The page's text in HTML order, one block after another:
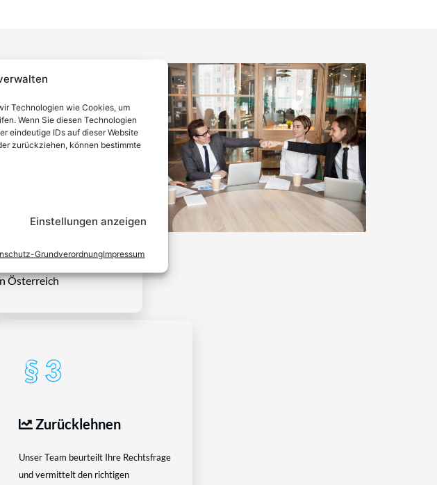
Technologien wie Cookies, um
Wenn Sie diesen Technologien
eindeutige IDs auf dieser Website
zurückziehen, können bestimmte
Einstellungen anzeigen
GrundverordnungImpressum
auf Ihr
und Klienten vor
zu erbringen und
dieses Systems
Österreich
Zurücklehnen
Unser Team beurteilt Ihre Rechtsfrage
und vermittelt den richtigen